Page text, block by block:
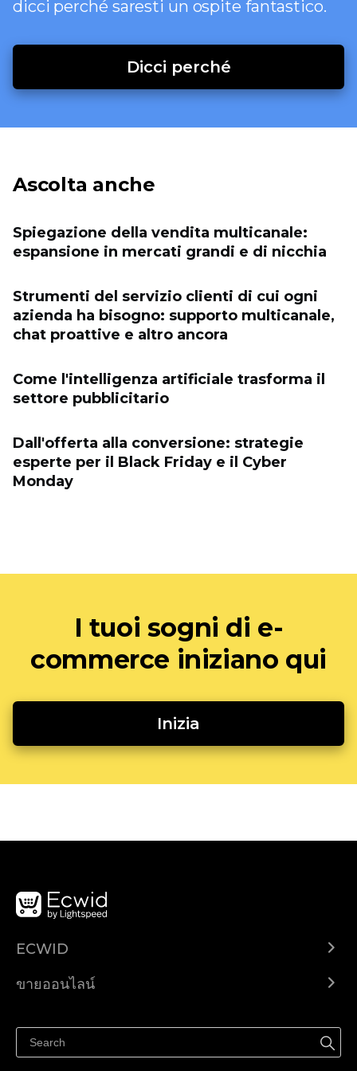
dicci perché saresti un ospite fantastico.
Dicci perché
Ascolta anche
Spiegazione della vendita multicanale:
espansione in mercati grandi e di nicchia
Strumenti del servizio clienti di cui ogni
azienda ha bisogno: supporto multicanale,
chat proattive e altro ancora
Come l'intelligenza artificiale trasforma il
settore pubblicitario
Dall'offerta alla conversione: strategie
esperte per il Black Friday e il Cyber ​​
Monday
I tuoi sogni di e-
commerce iniziano qui
Inizia
ECWID
ราคา
ขายออนไลน์
ขายบนเฟสบุ๊ค